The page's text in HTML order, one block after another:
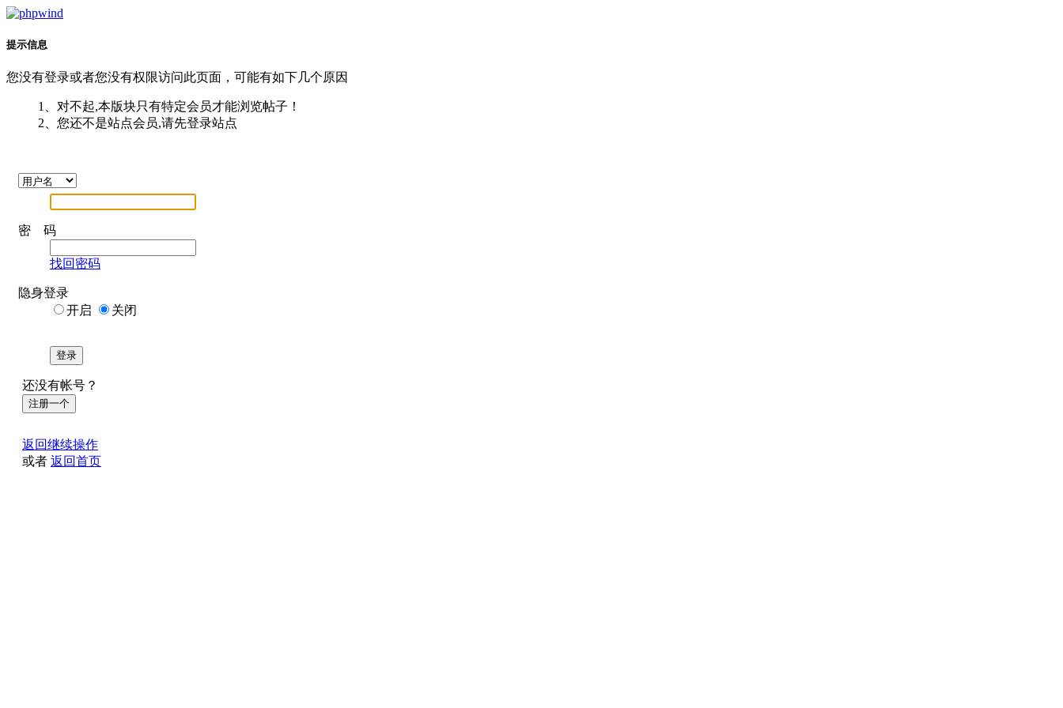
提示信息
您没有登录或者您没有权限访问此页面，可能有如下几个原因
1、对不起,本版块只有特定会员才能浏览帖子！
2、您还不是站点会员,请先登录站点
密 码
找回密码
隐身登录
开启
关闭
登录
还没有帐号？
注册一个
返回继续操作
或者 返回首页